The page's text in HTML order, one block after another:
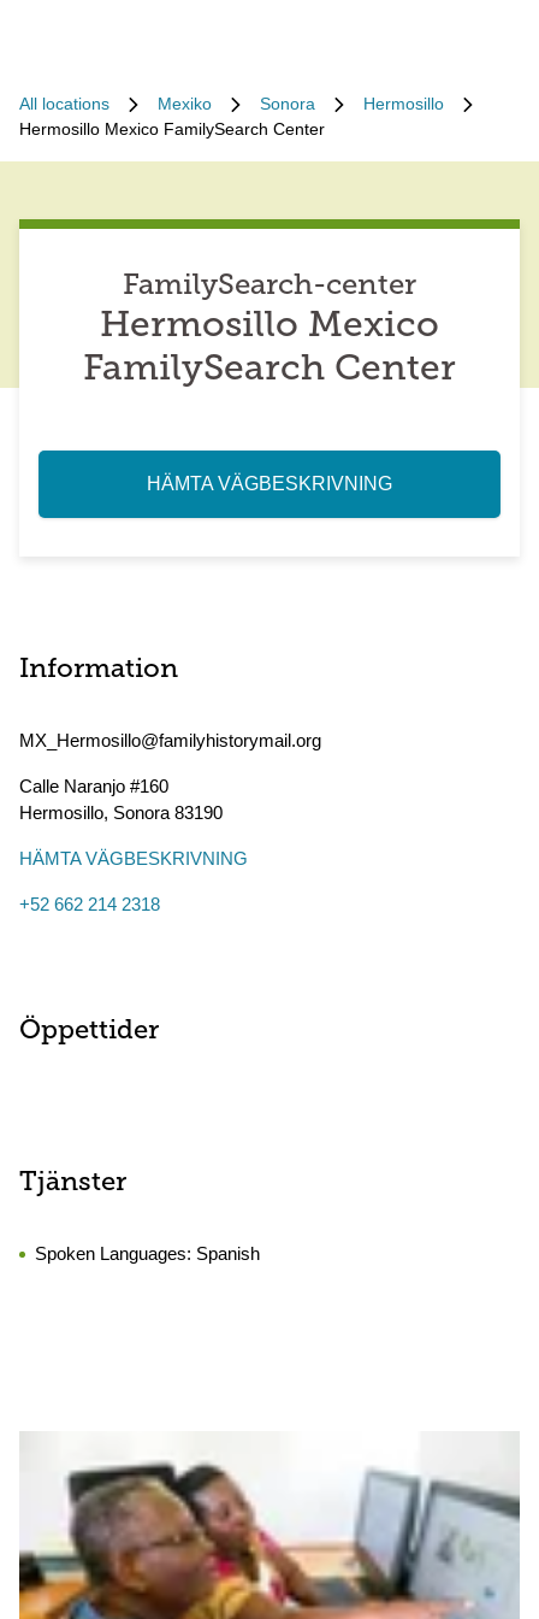
All locations Mexiko Sonora
Hermosillo
Hermosillo Mexico FamilySearch Center
FamilySearch-center
Hermosillo Mexico
FamilySearch Center
HÄMTA VÄGBESKRIVNING
Information
MX_Hermosillo@familyhistorymail.org
Calle Naranjo #160
Hermosillo, Sonora 83190
HÄMTA VÄGBESKRIVNING
+52 662 214 2318
Öppettider
Tjänster
Spoken Languages: Spanish